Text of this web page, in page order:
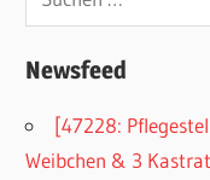
Newsfeed
[47228:
Weibchen & 3